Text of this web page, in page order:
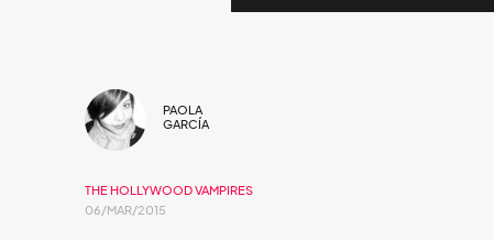
PAOLA
GARCÍA
THE HOLLYWOOD VAMPIRES
06/MAR/2015